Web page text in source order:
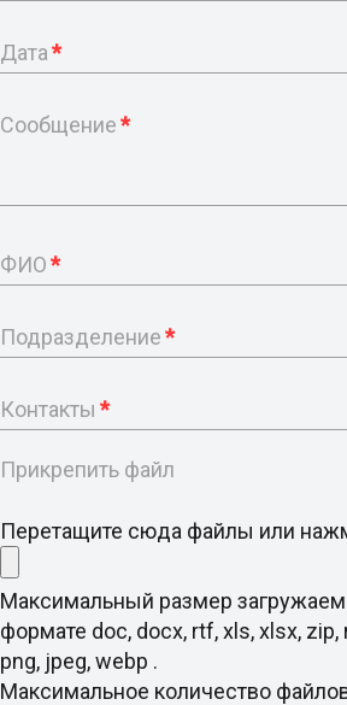
Дата*
Сообщение*
ФИО*
Подразделение*
Контакты *
Прикрепить файл
Перетащите сюда файлы или
Максимальный размер
формате doc, docx, rtf, xls, xlsx, zip,
png, jpeg, webp .
Максимальное количество